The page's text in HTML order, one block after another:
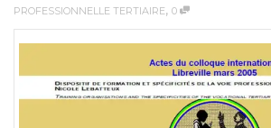
PROFESSIONNELLE TERTIAIRE, 0